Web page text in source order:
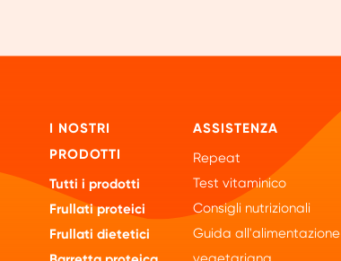
I NOSTRI
PRODOTTI
Tutti i prodotti
Frullati proteici
Frullati dietetici
ASSISTENZA
Repeat
Test vitaminico
Consigli nutrizionali
Guida all'alimentazione